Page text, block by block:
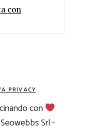
con
PRIVACY
con
Srl -